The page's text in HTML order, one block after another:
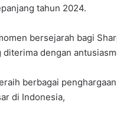
tahun 2024.
bersejarah bagi
diterima dengan
berbagai
di Indonesia,